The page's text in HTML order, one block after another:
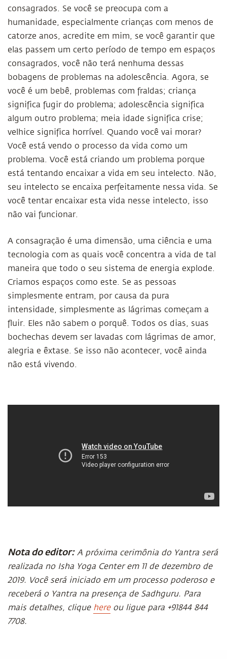
consagrados. Se você se preocupa com a
humanidade, especialmente crianças com menos de
catorze anos, acredite em mim, se você garantir que
elas passem um certo período de tempo em espaços
consagrados, você não terá nenhuma dessas
bobagens de problemas na adolescência. Agora, se
você é um bebê, problemas com fraldas; criança
significa fugir do problema; adolescência significa
algum outro problema; meia idade significa crise;
velhice significa horrível. Quando você vai morar?
Você está vendo o processo da vida como um
problema. Você está criando um problema porque
está tentando encaixar a vida em seu intelecto. Não,
seu intelecto se encaixa perfeitamente nessa vida. Se
você tentar encaixar esta vida nesse intelecto, isso
não vai funcionar.
A consagração é uma dimensão, uma ciência e uma
tecnologia com as quais você concentra a vida de tal
maneira que todo o seu sistema de energia explode.
Criamos espaços como este. Se as pessoas
simplesmente entram, por causa da pura
intensidade, simplesmente as lágrimas começam a
fluir. Eles não sabem o porquê. Todos os dias, suas
bochechas devem ser lavadas com lágrimas de amor,
alegria e êxtase. Se isso não acontecer, você ainda
não está vivendo.
Nota do editor:A próxima cerimônia do Yantra será
realizada no Isha Yoga Center em 11 de dezembro de
2019. Você será iniciado em um processo poderoso e
receberá o Yantra na presença de Sadhguru. Para
mais detalhes, clique hereou ligue para +91844 844
7708.